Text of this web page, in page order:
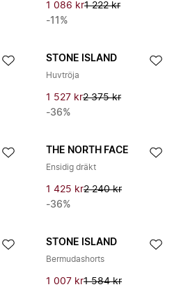
1 086 kr1 222 kr
-11%
STONE ISLAND
Huvtröja
1 527 kr2 375 kr
-36%
THE NORTH FACE
Ensidig dräkt
1 425 kr2 240 kr
-36%
STONE ISLAND
Bermudashorts
1 007 kr1 584 kr